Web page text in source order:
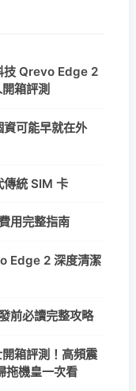
技 Qrevo Edge 2
箱評測
可能早就在外
傳統 SIM 卡
用完整指南
Edge 2 深度清潔
前必讀完整攻略
箱評測！高頻震
機皇一次看